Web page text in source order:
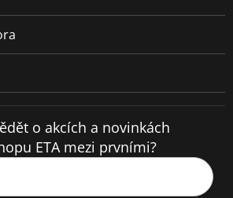
o akcích a novinkách
ETA mezi prvními?